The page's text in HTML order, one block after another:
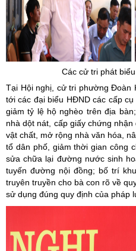
Các cử tri phát
Tại Hội nghị, cử tri phường Đoàn
tới các đại biểu HĐND các cấp
giảm tỷ lệ hộ nghèo trên địa
nhà dột nát, cấp giấy chứng
vật chất, mở rộng nhà văn hóa,
tổ dân phố, giảm thời gian công
sửa chữa lại đường nước sinh
tuyến đường nội đồng; bố trí
truyên truyền cho bà con rõ về
sử dụng đúng quy định của pháp